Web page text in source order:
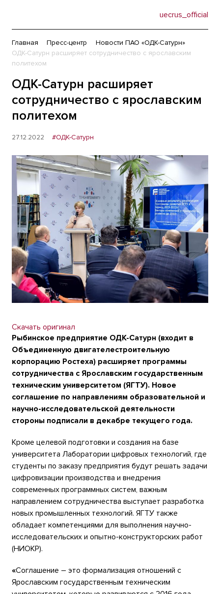
uecrus_official
Главная Пресс-центр
Новости ПАО «ОДК-Сатурн»
ОДК-Сатурн расширяет сотрудничество с ярославским
политехом
ОДК-Сатурн расширяет
сотрудничество с ярославским
политехом
27.12.2022 #ОДК-Сатурн
Скачать оригинал
Рыбинское предприятие ОДК-Сатурн (входит в
Объединенную двигателестроительную
корпорацию Ростеха) расширяет программы
сотрудничества с Ярославским государственным
техническим университетом (ЯГТУ). Новое
соглашение по направлениям образовательной и
научно-исследовательской деятельности
стороны подписали в декабре текущего года.
Кроме целевой подготовки и создания на базе
университета Лаборатории цифровых технологий, где
студенты по заказу предприятия будут решать задачи
цифровизации производства и внедрения
современных программных систем, важным
направлением сотрудничества выступает разработка
новых промышленных технологий. ЯГТУ также
обладает компетенциями для выполнения научно-
исследовательских и опытно-конструкторских работ
(НИОКР).
«Соглашение – это формализация отношений с
Ярославским государственным техническим